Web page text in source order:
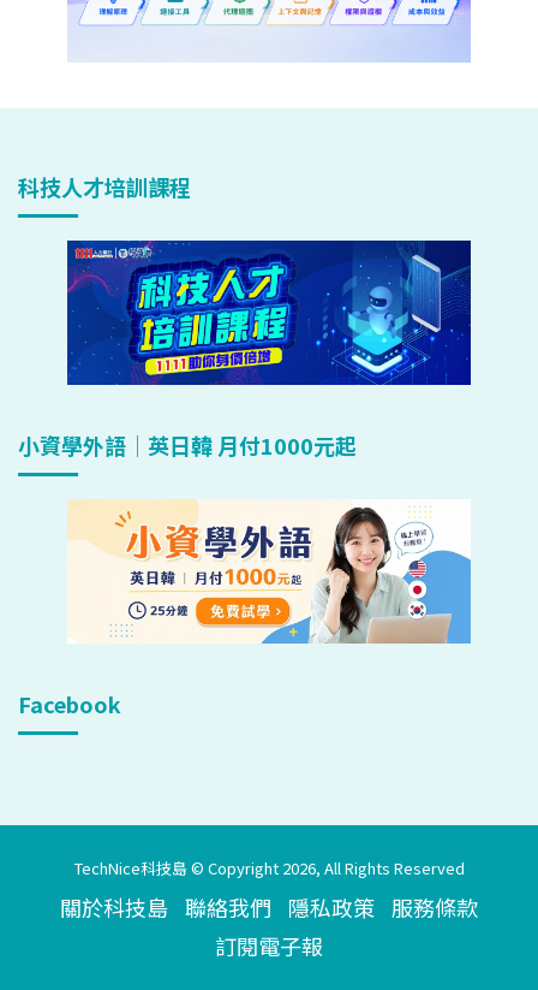
科技人才培訓課程
小資學外語｜英日韓 月付1000元起
Facebook
TechNice科技島 © Copyright 2026, All Rights Reserved
關於科技島 聯絡我們 隱私政策 服務條款
訂閱電子報